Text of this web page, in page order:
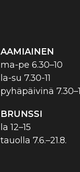
AAMIAINEN
ma-pe 6.30–10
la-su 7.30-11
pyhäpäivinä
BRUNSSI
la 12–15
tauolla 7.6.–21.8.